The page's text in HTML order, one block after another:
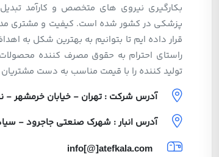
بکارگیری نیروی های متخصص و کارآمد
پزشکی در کشور شده است. کیفیت و مشتری
قرار داده ایم تا بتوانیم به بهترین شکل به
راستای احترام به حقوق مصرف کننده
تولید کننده را با قیمت مناسب به دست
آدرس شرکت : تهران - خیابان خرمشهر -
آدرس انبار : شهرک صنعتی جاجرود -
info[@]atefkala.com